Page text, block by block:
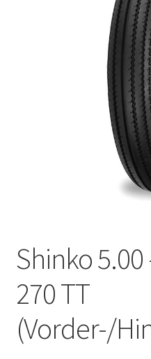
Shinko 5.00
270 TT
(Vorder-/